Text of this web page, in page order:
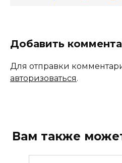
Добавить
Для отправки
авторизоваться.
Вам также